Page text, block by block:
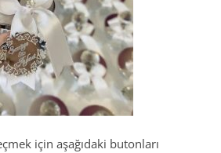
için aşağıdaki butonları